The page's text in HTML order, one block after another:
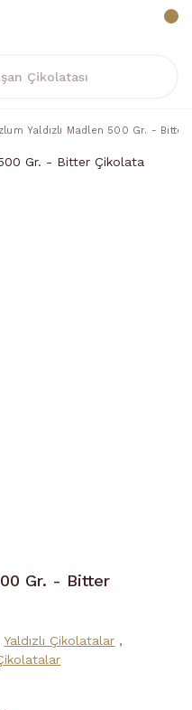
Yaldızlı Madlen 500 Gr. - Bitter
Gr. - Bitter
Yaldızlı Çikolatalar ,